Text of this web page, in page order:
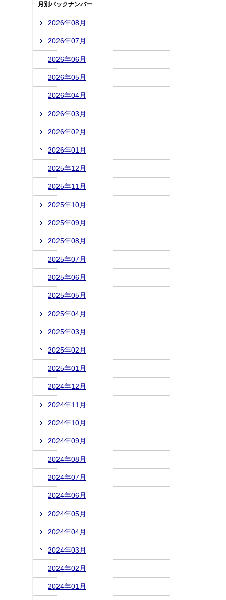
月別バックナンバー
2026年08月
2026年07月
2026年06月
2026年05月
2026年04月
2026年03月
2026年02月
2026年01月
2025年12月
2025年11月
2025年10月
2025年09月
2025年08月
2025年07月
2025年06月
2025年05月
2025年04月
2025年03月
2025年02月
2025年01月
2024年12月
2024年11月
2024年10月
2024年09月
2024年08月
2024年07月
2024年06月
2024年05月
2024年04月
2024年03月
2024年02月
2024年01月